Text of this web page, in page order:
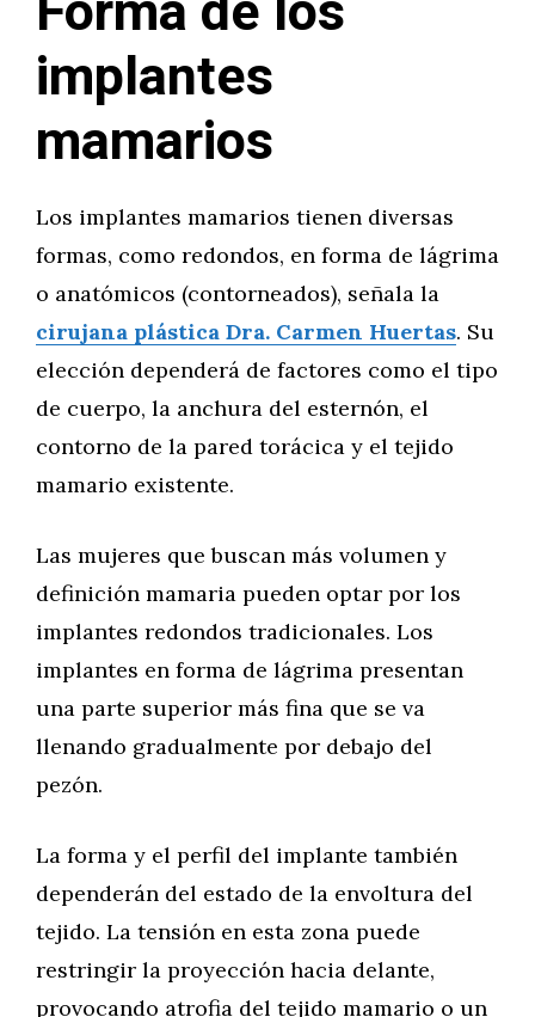
implantes
mamarios
Los implantes mamarios tienen diversas
formas, como redondos, en forma de lágrima
o anatómicos (contorneados), señala la
cirujana plástica Dra. Carmen Huertas. Su
elección dependerá de factores como el tipo
de cuerpo, la anchura del esternón, el
contorno de la pared torácica y el tejido
mamario existente.
Las mujeres que buscan más volumen y
definición mamaria pueden optar por los
implantes redondos tradicionales. Los
implantes en forma de lágrima presentan
una parte superior más fina que se va
llenando gradualmente por debajo del
pezón.
La forma y el perfil del implante también
dependerán del estado de la envoltura del
tejido. La tensión en esta zona puede
restringir la proyección hacia delante,
provocando atrofia del tejido mamario o un